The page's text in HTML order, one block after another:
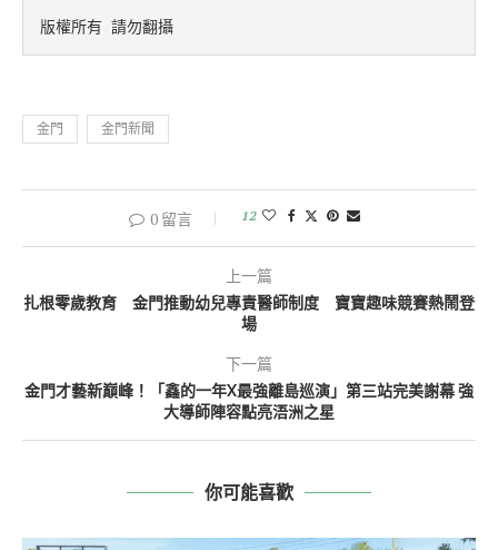
版權所有 請勿翻攝
金門 金門新聞
0 留言 12
上一篇
扎根零歲教育 金門推動幼兒專責醫師制度 寶寶趣味競賽熱鬧登
場
下一篇
金門才藝新巔峰！「鑫的一年X最強離島巡演」第三站完美謝幕 強
大導師陣容點亮浯洲之星
你可能喜歡